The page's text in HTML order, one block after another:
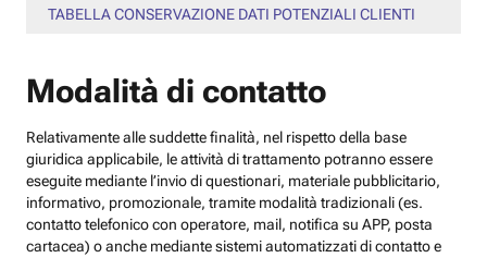
TABELLA CONSERVAZIONE DATI POTENZIALI CLIENTI
Modalità di contatto
Relativamente alle suddette finalità, nel rispetto della base
giuridica applicabile, le attività di trattamento potranno essere
eseguite mediante l’invio di questionari, materiale pubblicitario,
informativo, promozionale, tramite modalità tradizionali (es.
contatto telefonico con operatore, mail, notifica su APP, posta
cartacea) o anche mediante sistemi automatizzati di contatto e